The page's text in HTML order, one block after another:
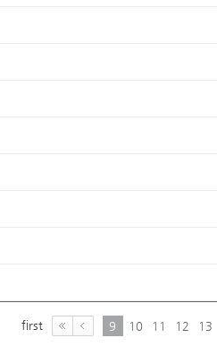
first 9 10 11 12 13